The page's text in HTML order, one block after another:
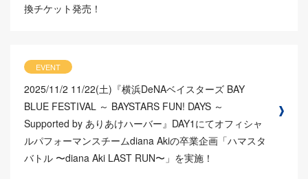
換チケット発売！
EVENT
2025/11/2 11/22(土)『横浜DeNAベイスターズ BAY
BLUE FESTIVAL ～ BAYSTARS FUN! DAYS ～
Supported by ありあけハーバー』DAY1にてオフィシャ
ルパフォーマンスチームdiana Akiの卒業企画「ハマスタ
バトル 〜diana Aki LAST RUN〜」を実施！